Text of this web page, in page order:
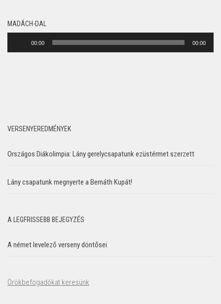
MADÁCH-DAL
00:00 00:00
VERSENYEREDMÉNYEK
Országos Diákolimpia: Lány gerelycsapatunk ezüstérmet szerzett
Lány csapatunk megnyerte a Bernáth Kupát!
A LEGFRISSEBB BEJEGYZÉS
A német levelező verseny döntősei
Örökbefogadókat keresünk